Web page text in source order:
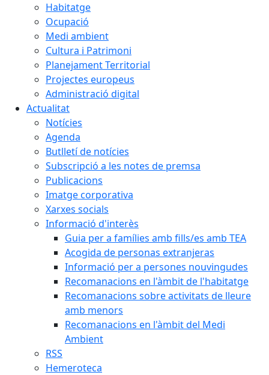
Habitatge
Ocupació
Medi ambient
Cultura i Patrimoni
Planejament Territorial
Projectes europeus
Administració digital
Actualitat
Notícies
Agenda
Butlletí de notícies
Subscripció a les notes de premsa
Publicacions
Imatge corporativa
Xarxes socials
Informació d'interès
Guia per a famílies amb fills/es amb TEA
Acogida de personas extranjeras
Informació per a persones nouvingudes
Recomanacions en l'àmbit de l'habitatge
Recomanacions sobre activitats de lleure
amb menors
Recomanacions en l'àmbit del Medi
Ambient
RSS
Hemeroteca